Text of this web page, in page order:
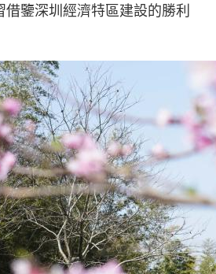
借鑒深圳經濟特區建設的勝利